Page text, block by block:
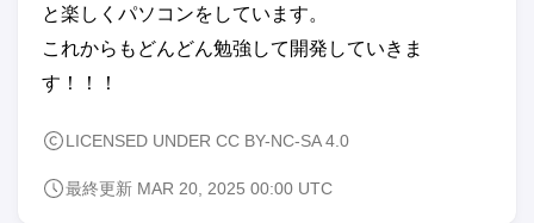
と楽しくパソコンをしています。
これからもどんどん勉強して開発していきま
す！！！
LICENSED UNDER CC BY-NC-SA 4.0
最終更新 MAR 20, 2025 00:00 UTC